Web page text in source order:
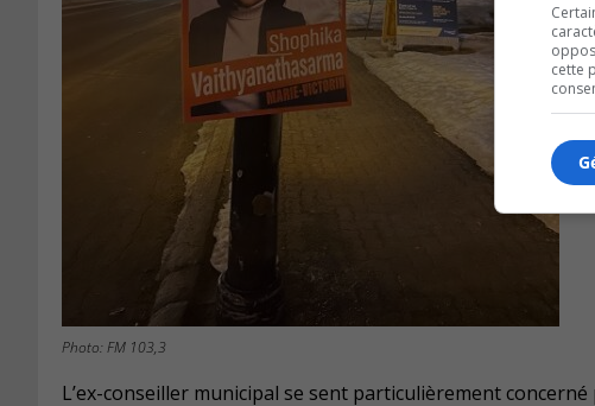
Photo: FM 103,3
L’ex-conseiller municipal se sent particulièrement
cette